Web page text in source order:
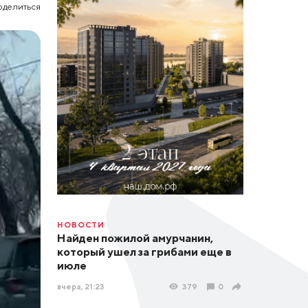
НОВОСТИ
Найден пожилой амурчанин,
который ушел за грибами еще в
июле
вчера, 21:23 379 0